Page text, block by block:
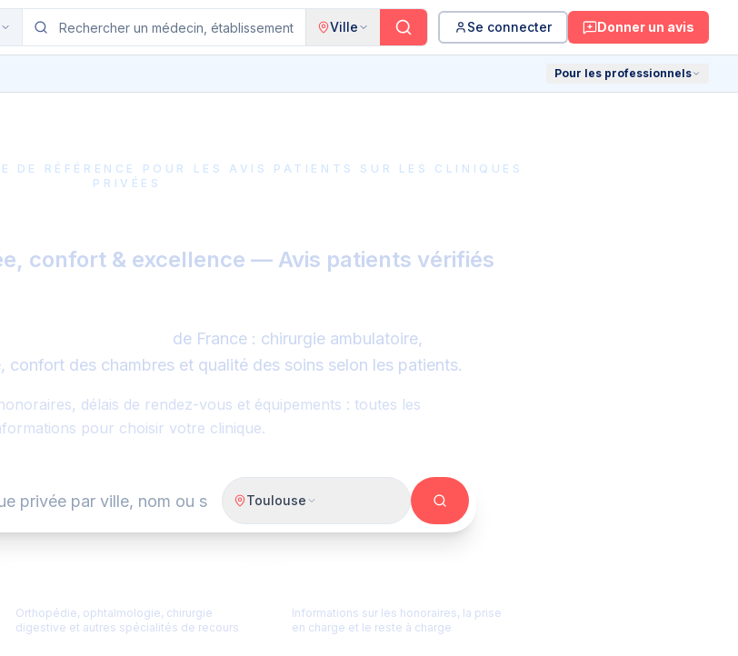
Ville Se connecter Donner un avis
Pour les professionnels
DE RÉFÉRENCE POUR LES AVIS PATIENTS SUR LES CLINIQUES
PRIVÉES
confort & excellence — Avis patients vérifiés
de France : chirurgie ambulatoire,
confort des chambres et qualité des soins selon les patients.
délais de rendez-vous et équipements : toutes les
pour choisir votre clinique.
Toulouse
Orthopédie, ophtalmologie, chirurgie
digestive et autres spécialités de recours
Informations sur les honoraires, la prise
en charge et le reste à charge